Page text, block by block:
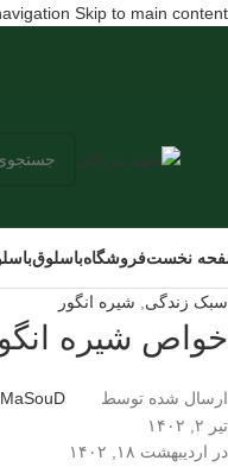
Skip to main content
نخستفروشگاهباسلوق
سبک زندگی شیره انگور
خواص شیره
ارسال شده توسط
MaSouD
تیر ۲, ۱۴۰۲
در اردیبهشت ۱۸, ۱۴۰۲